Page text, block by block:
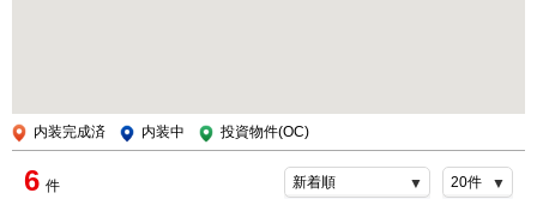
内装完成済 内装中 投資物件(OC)
6 件